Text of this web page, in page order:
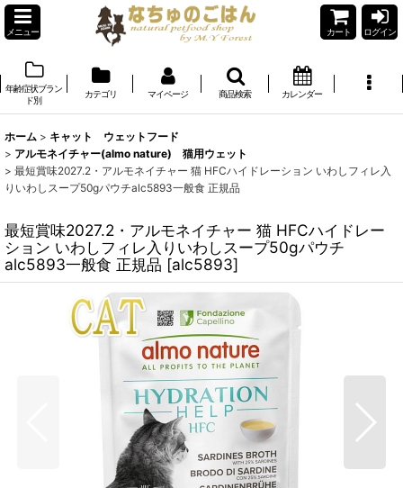
メニュー カート ログイン
年齢症状ブラン
ド別
カテゴリ マイページ 商品検索 カレンダー
ホーム > キャット ウェットフード
> アルモネイチャー(almo nature) 猫用ウェット
> 最短賞味2027.2・アルモネイチャー 猫 HFCハイドレーション いわしフィレ入
りいわしスープ50gパウチalc5893一般食 正規品
最短賞味2027.2・アルモネイチャー 猫 HFCハイドレー
ション いわしフィレ入りいわしスープ50gパウチ
alc5893一般食 正規品 [alc5893]